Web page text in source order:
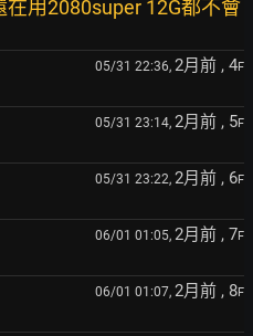
用2080super 12G都不會
05/31 22:36, 2月前 , 4F
05/31 23:14, 2月前 , 5F
05/31 23:22, 2月前 , 6F
06/01 01:05, 2月前 , 7F
06/01 01:07, 2月前 , 8F